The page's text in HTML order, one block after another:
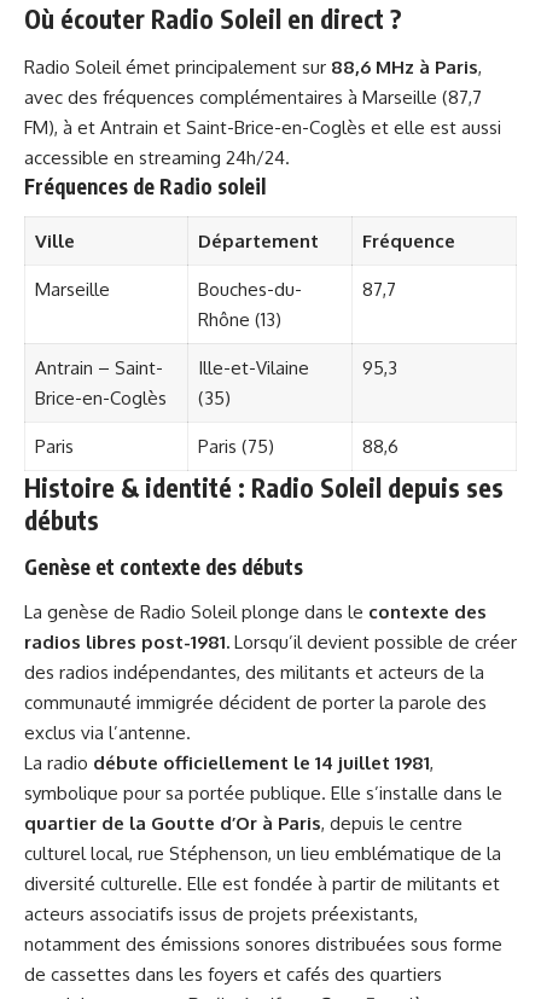
Où écouter Radio Soleil en direct ?
Radio Soleil émet principalement sur 88,6 MHz à Paris,
avec des fréquences complémentaires à Marseille (87,7
FM), à et Antrain et Saint-Brice-en-Coglès et elle est aussi
accessible en streaming 24h/24.
Fréquences de Radio soleil
Ville Département Fréquence
Marseille
Bouches-du-
Rhône (13)
87,7
Antrain – Saint-
Brice-en-Coglès
Ille-et-Vilaine
(35)
95,3
Paris Paris (75) 88,6
Histoire & identité : Radio Soleil depuis ses
débuts
Genèse et contexte des débuts
La genèse de Radio Soleil plonge dans le contexte des
radios libres post-1981. Lorsqu’il devient possible de créer
des radios indépendantes, des militants et acteurs de la
communauté immigrée décident de porter la parole des
exclus via l’antenne.
La radio débute officiellement le 14 juillet 1981,
symbolique pour sa portée publique. Elle s’installe dans le
quartier de la Goutte d’Or à Paris, depuis le centre
culturel local, rue Stéphenson, un lieu emblématique de la
diversité culturelle. Elle est fondée à partir de militants et
acteurs associatifs issus de projets préexistants,
notamment des émissions sonores distribuées sous forme
de cassettes dans les foyers et cafés des quartiers